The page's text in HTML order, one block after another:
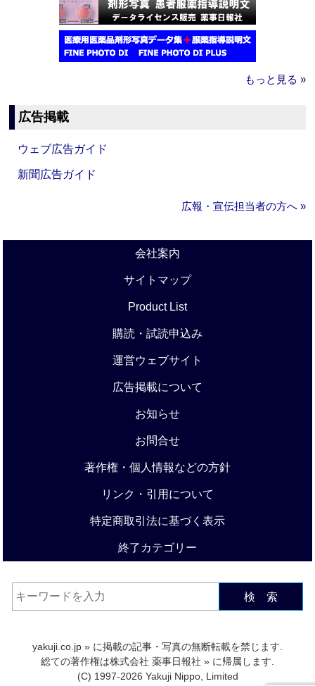
もっと見る »
広告掲載
ウェブ広告ガイド
新聞広告ガイド
広報・宣伝担当者の方へ »
会社案内
サイトマップ
Product List
購読・試読申込み
運営ウェブサイト
広告掲載について
お知らせ
お問合せ
著作権・個人情報などの方針
リンク・引用について
特定商取引法に基づく表示
終了カテゴリー
検 索
yakuji.co.jp » に掲載の記事・写真の無断転載を禁じます.
総ての著作権は株式会社 薬事日報社 » に帰属します.
(C) 1997-2026 Yakuji Nippo, Limited